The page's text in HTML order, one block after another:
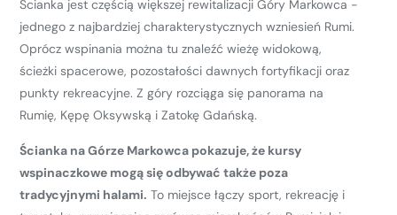
Ścianka jest częścią większej rewitalizacji Góry Markowca -
jednego z najbardziej charakterystycznych wzniesień Rumi.
Oprócz wspinania można tu znaleźć wieżę widokową,
ścieżki spacerowe, pozostałości dawnych fortyfikacji oraz
punkty rekreacyjne. Z góry rozciąga się panorama na
Rumię, Kępę Oksywską i Zatokę Gdańską.
Ścianka na Górze Markowca pokazuje, że kursy
wspinaczkowe mogą się odbywać także poza
tradycyjnymi halami. To miejsce łączy sport, rekreację i